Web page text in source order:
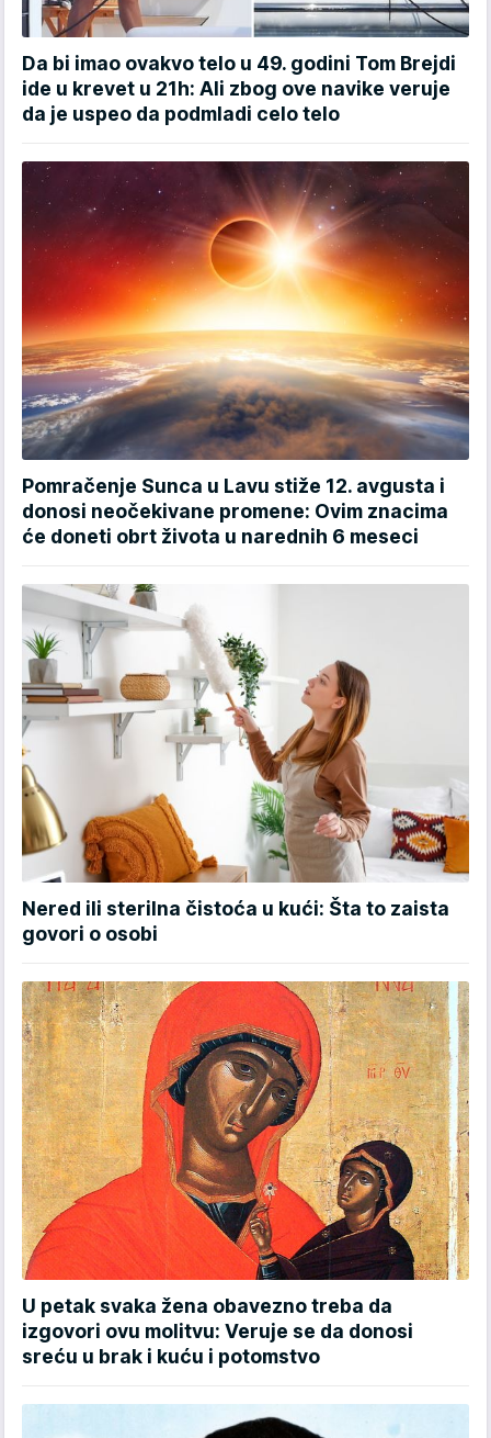
Da bi imao ovakvo telo u 49. godini Tom Brejdi
ide u krevet u 21h: Ali zbog ove navike veruje
da je uspeo da podmladi celo telo
Pomračenje Sunca u Lavu stiže 12. avgusta i
donosi neočekivane promene: Ovim znacima
će doneti obrt života u narednih 6 meseci
Nered ili sterilna čistoća u kući: Šta to zaista
govori o osobi
U petak svaka žena obavezno treba da
izgovori ovu molitvu: Veruje se da donosi
sreću u brak i kuću i potomstvo